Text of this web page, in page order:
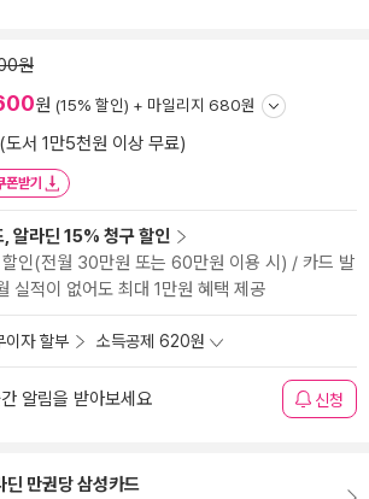
원
원 (15% 할인) + 마일리지 680원
도서 1만5천원 이상 무료)
폰받기
알라딘 15% 청구 할인
인(전월 30만원 또는 60만원 이용 시) / 카드 발
실적이 없어도 최대 1만원 혜택 제공
이자 할부 소득공제 620원
알림을 받아보세요 신청
만권당 삼성카드